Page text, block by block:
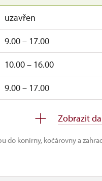
uzavřen
9.00 – 17.00
10.00 – 16.00
9.00 – 17.00
9.00 – 17.00
10.00 – 16.00
Zobrazit
do konírny, kočárovny a